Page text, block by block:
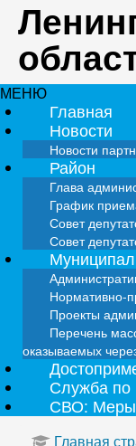
МЕНЮ
Главная
Новости
Новости
Район
Глава
График
Совет
Совет
Нормативно-
Проекты
Перечень
оказываемых
Служба по
СВО: Меры
Главная